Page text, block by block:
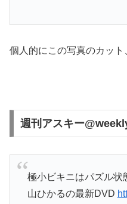
個人的にこの写真のカット
週刊アスキー
極小ビキニはパズル状
山ひかるの最新DVD